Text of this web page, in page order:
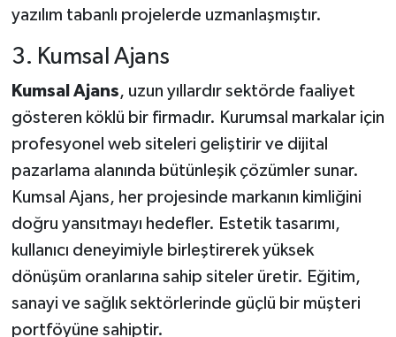
yazılım tabanlı projelerde uzmanlaşmıştır.
3. Kumsal Ajans
Kumsal Ajans, uzun yıllardır sektörde faaliyet
gösteren köklü bir firmadır. Kurumsal markalar için
profesyonel web siteleri geliştirir ve dijital
pazarlama alanında bütünleşik çözümler sunar.
Kumsal Ajans, her projesinde markanın kimliğini
doğru yansıtmayı hedefler. Estetik tasarımı,
kullanıcı deneyimiyle birleştirerek yüksek
dönüşüm oranlarına sahip siteler üretir. Eğitim,
sanayi ve sağlık sektörlerinde güçlü bir müşteri
portföyüne sahiptir.